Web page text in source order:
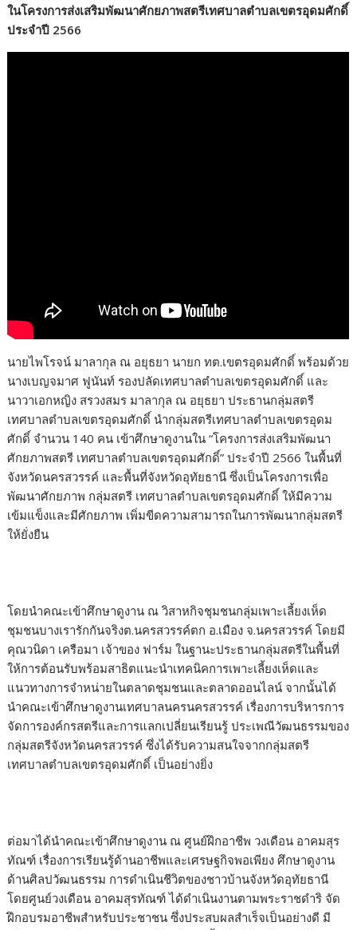
ในโครงการส่งเสริมพัฒนาศักยภาพสตรีเทศบาลตำบลเขตรอุดมศักดิ์
ประจำปี 2566
นายไพโรจน์ มาลากุล ณ อยุธยา นายก ทต.เขตรอุดมศักดิ์ พร้อมด้วย
นางเบญจมาศ ฟูนันท์ รองปลัดเทศบาลตำบลเขตรอุดมศักดิ์ และ
นาวาเอกหญิง สรวงสมร มาลากุล ณ อยุธยา ประธานกลุ่มสตรี
เทศบาลตำบลเขตรอุดมศักดิ์ นำกลุ่มสตรีเทศบาลตำบลเขตรอุดม
ศักดิ์ จำนวน 140 คน เข้าศึกษาดูงานใน “โครงการส่งเสริมพัฒนา
ศักยภาพสตรี เทศบาลตำบลเขตรอุดมศักดิ์” ประจำปี 2566 ในพื้นที่
จังหวัดนครสวรรค์ และพื้นที่จังหวัดอุทัยธานี ซึ่งเป็นโครงการเพื่อ
พัฒนาศักยภาพ กลุ่มสตรี เทศบาลตำบลเขตรอุดมศักดิ์ ให้มีความ
เข้มแข็งและมีศักยภาพ เพิ่มขีดความสามารถในการพัฒนากลุ่มสตรี
ให้ยั่งยืน
โดยนำคณะเข้าศึกษาดูงาน ณ วิสาหกิจชุมชนกลุ่มเพาะเลี้ยงเห็ด
ชุมชนบางเรารักกันจริงต.นครสวรรค์ตก อ.เมือง จ.นครสวรรค์ โดยมี
คุณวนิดา เครือมา เจ้าของ ฟาร์ม ในฐานะประธานกลุ่มสตรีในพื้นที่
ให้การต้อนรับพร้อมสาธิตแนะนำเทคนิคการเพาะเลี้ยงเห็ดและ
แนวทางการจำหน่ายในตลาดชุมชนและตลาดออนไลน์ จากนั้นได้
นำคณะเข้าศึกษาดูงานเทศบาลนครนครสวรรค์ เรื่องการบริหารการ
จัดการองค์กรสตรีและการแลกเปลี่ยนเรียนรู้ ประเพณีวัฒนธรรมของ
กลุ่มสตรีจังหวัดนครสวรรค์ ซึ่งได้รับความสนใจจากกลุ่มสตรี
เทศบาลตำบลเขตรอุดมศักดิ์ เป็นอย่างยิ่ง
ต่อมาได้นำคณะเข้าศึกษาดูงาน ณ ศูนย์ฝึกอาชีพ วงเดือน อาคมสุร
ทัณฑ์ เรื่องการเรียนรู้ด้านอาชีพและเศรษฐกิจพอเพียง ศึกษาดูงาน
ด้านศิลปวัฒนธรรม การดำเนินชีวิตของชาวบ้านจังหวัดอุทัยธานี
โดยศูนย์วงเดือน อาคมสุรทัณฑ์ ได้ดำเนินงานตามพระราชดำริ จัด
ฝึกอบรมอาชีพสำหรับประชาชน ซึ่งประสบผลสำเร็จเป็นอย่างดี มี